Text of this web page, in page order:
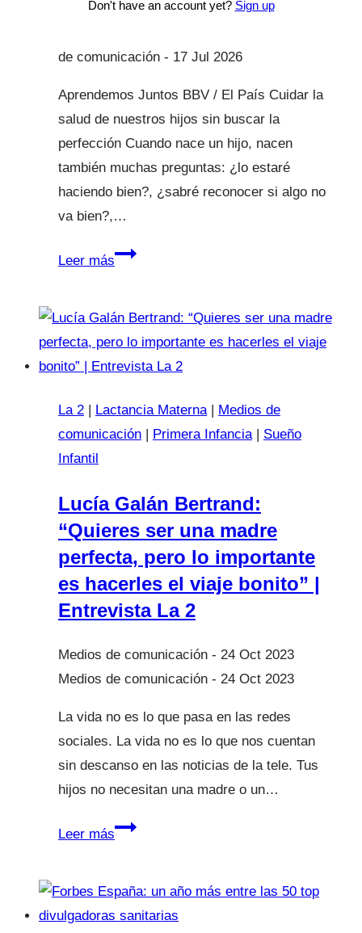
17 Jul 2026
Aprendemos Juntos BBV / El País Cuidar la
salud de nuestros hijos sin buscar la
perfección Cuando nace un hijo, nacen
también muchas preguntas: ¿lo estaré
haciendo bien?, ¿sabré reconocer si algo no
va bien?,…
Leer másAprendemos
/
El
País
La 2 | Lactancia Materna| Medios de
comunicación | Primera Infancia| Sueño
Infantil
Lucía Galán Bertrand:
“Quieres ser una madre
perfecta, pero lo importante
es hacerles el viaje bonito” |
Entrevista La 2
24 Oct 2023
24 Oct 2023
La vida no es lo que pasa en las redes
sociales. La vida no es lo que nos cuentan
sin descanso en las noticias de la tele. Tus
hijos no necesitan una madre o un…
Leer másLucía
“Quieres
ser
Don't have an account yet? Sign up